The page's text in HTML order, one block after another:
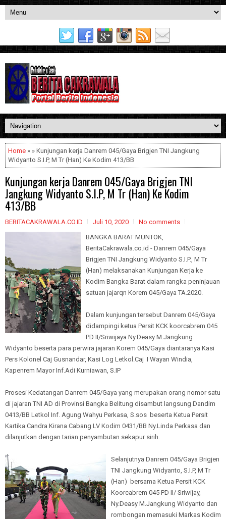
Home » » Kunjungan kerja Danrem 045/Gaya Brigjen TNI Jangkung
Widyanto S.I.P, M Tr (Han) Ke Kodim 413/BB
Kunjungan kerja Danrem 045/Gaya Brigjen TNI
Jangkung Widyanto S.I.P, M Tr (Han) Ke Kodim
413/BB
BERITACAKRAWALA.CO.ID Juli 10, 2020
No comments
BANGKA BARAT MUNTOK,
BeritaCakrawala.co.id - Danrem 045/Gaya
Brigjen TNI Jangkung Widyanto S.I.P., M Tr
(Han) melaksanakan Kunjungan Kerja ke
Kodim Bangka Barat dalam rangka peninjauan
satuan jajarqn Korem 045/Gaya TA.2020.
Dalam kunjungan tersebut Danrem 045/Gaya
didampingi ketua Persit KCK koorcabrem 045
PD II/Sriwijaya Ny.Deasy M.Jangkung
Widyanto beserta para perwira jajaran Korem 045/Gaya diantaranya Kasi
Pers Kolonel Caj Gusnandar, Kasi Log Letkol.Caj I Wayan Windia,
Kapenrem Mayor Inf.Adi Kurniawan, S.IP
Prosesi Kedatangan Danrem 045/Gaya yang merupakan orang nomor satu
di jajaran TNI AD di Provinsi Bangka Belitung disambut langsung Dandim
0413/BB Letkol Inf. Agung Wahyu Perkasa, S.sos beserta Ketua Persit
Kartika Candra Kirana Cabang LV Kodim 0431/BB Ny.Linda Perkasa dan
dilanjutkan dengan tarian penyambutan sekapur sirih.
Selanjutnya Danrem 045/Gaya Brigjen
TNI Jangkung Widyanto, S.I.P, M Tr
(Han) bersama Ketua Persit KCK
Koorcabrem 045 PD II/ Sriwijay,
Ny.Deasy M.Jangkung Widyanto dan
rombongan memasuki Markas Kodim